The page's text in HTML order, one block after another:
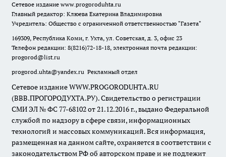
Сетевое издание www.progoroduhta.ru
Главный редактор: Клюева Екатерина Владимировна
Учредитель: Общество с ограниченной ответственностью "Газета"
169309, Республика Коми, г. Ухта, ул. Советская, д. 3, офис 23
Телефон редакции: 8(8216)72-18-18, электронная почта редакции:
progorod@list.ru
progorod.uhta@yandex.ru Рекламный отдел
Сетевое издание WWW.PROGORODUHTA.RU
(ВВВ.ПРОГОРОДУХТА.РУ). Свидетельство о регистрации
СМИ ЭЛ № ФС 77-68102 от 21.12.2016 г., выдано Федеральной
службой по надзору в сфере связи, информационных
технологий и массовых коммуникаций. Вся информация,
размещенная на данном сайте, охраняется в соответствии с
законодательством РФ об авторском праве и не подлежит